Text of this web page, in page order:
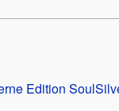
Edition